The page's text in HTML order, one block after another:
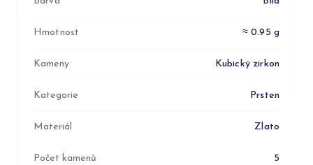
Hmotnost ≈ 0.95 g
Kameny Kubický zirkon
Kategorie Prsten
Materiál Zlato
Počet kamenů 5